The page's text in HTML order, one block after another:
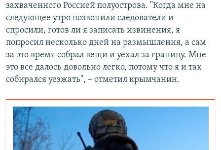
захваченного Россией полуострова. "Когда мне на
следующее утро позвонили следователи и
спросили, готов ли я записать извинения, я
попросил несколько дней на размышления, а сам
за это время собрал вещи и уехал за границу. Мне
это все далось довольно легко, потому что я и так
собирался уезжать", – отметил крымчанин.